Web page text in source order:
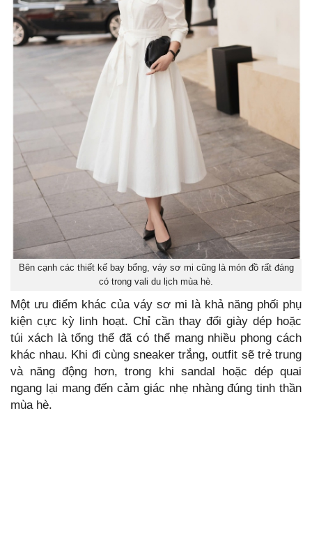
Bên cạnh các thiết kế bay bổng, váy sơ mi cũng là món đồ rất đáng
có trong vali du lịch mùa hè.
Một ưu điểm khác của váy sơ mi là khả năng phối phụ
kiện cực kỳ linh hoạt. Chỉ cần thay đổi giày dép hoặc
túi xách là tổng thể đã có thể mang nhiều phong cách
khác nhau. Khi đi cùng sneaker trắng, outfit sẽ trẻ trung
và năng động hơn, trong khi sandal hoặc dép quai
ngang lại mang đến cảm giác nhẹ nhàng đúng tinh thần
mùa hè.